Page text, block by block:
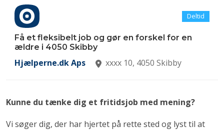
Deltid
Få et fleksibelt job og gør en forskel for en
ældre i 4050 Skibby
Hjælperne.dk Aps xxxx 10, 4050 Skibby
Kunne du tænke dig et fritidsjob med mening?
Vi søger dig, der har hjertet på rette sted og lyst til at